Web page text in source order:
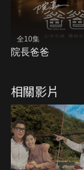
全10集
院長爸爸
相關影片